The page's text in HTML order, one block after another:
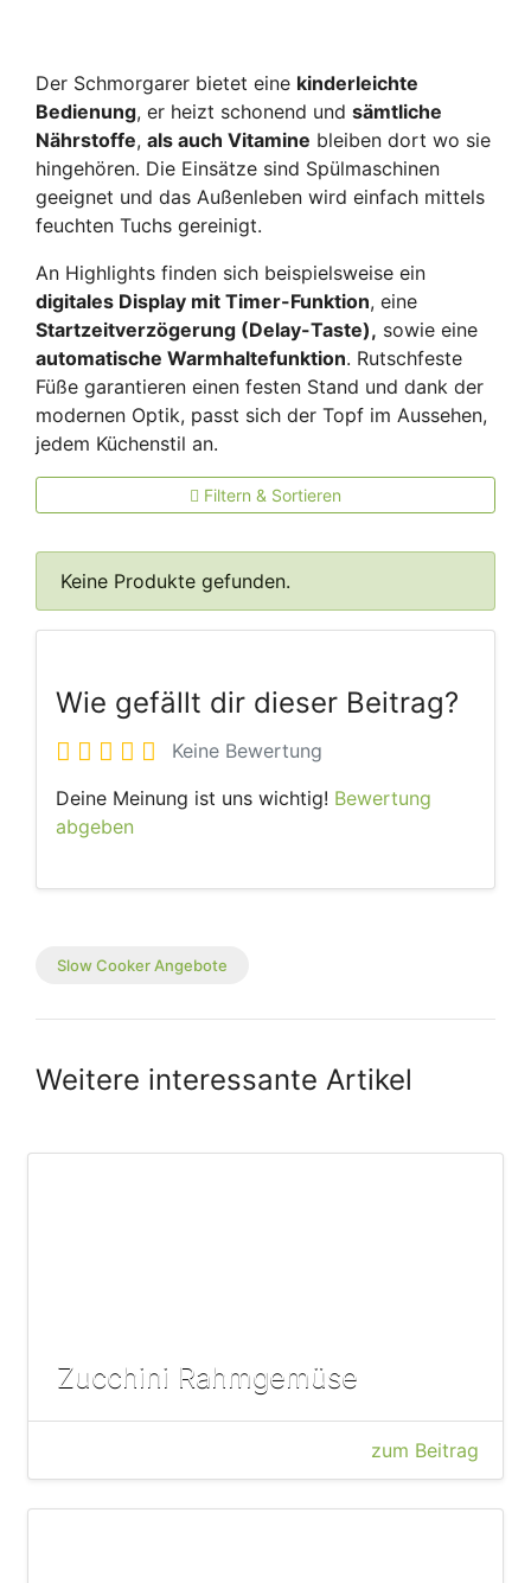
Der Schmorgarer bietet eine kinderleichte
Bedienung, er heizt schonend und sämtliche
Nährstoffe, als auch Vitamine bleiben dort wo sie
hingehören. Die Einsätze sind Spülmaschinen
geeignet und das Außenleben wird einfach mittels
feuchten Tuchs gereinigt.
An Highlights finden sich beispielsweise ein
digitales Display mit Timer-Funktion, eine
Startzeitverzögerung (Delay-Taste), sowie eine
automatische Warmhaltefunktion. Rutschfeste
Füße garantieren einen festen Stand und dank der
modernen Optik, passt sich der Topf im Aussehen,
jedem Küchenstil an.
Filtern & Sortieren
Keine Produkte gefunden.
Wie gefällt dir dieser Beitrag?
Keine Bewertung
Deine Meinung ist uns wichtig! Bewertung
abgeben
Slow Cooker Angebote
Weitere interessante Artikel
Zucchini Rahmgemüse
zum Beitrag